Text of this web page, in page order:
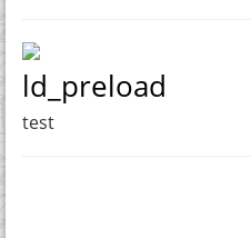
ld_preload
test